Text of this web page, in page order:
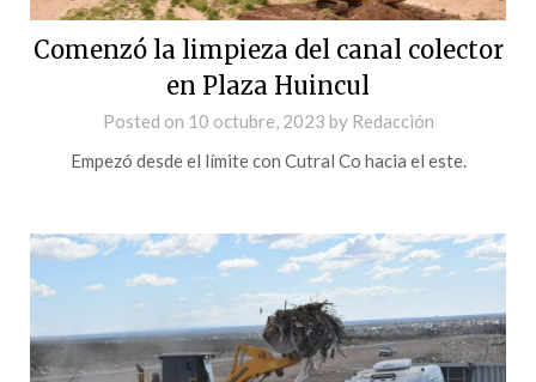
Comenzó la limpieza del canal colector
en Plaza Huincul
Posted on 10 octubre, 2023 by Redacción
Empezó desde el límite con Cutral Co hacia el este.